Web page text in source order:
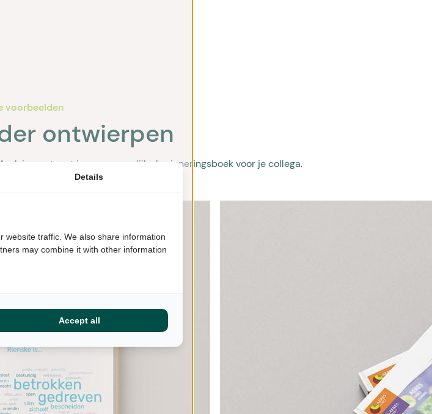
voorbeelden
ontwierpen
impact met jouw persoonlijke herinneringsboek voor je collega.
Details
website traffic. We also share information
may combine it with other information
Accept all